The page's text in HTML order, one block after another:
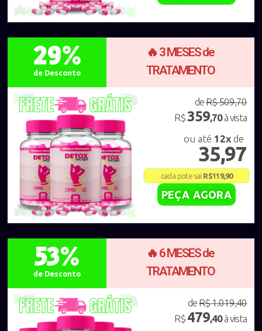
29%
de Desconto
🔥 3 MESES de
TRATAMENTO
deR$ 509,70
R$359,70à vista
ou até 12xde
35,97
cada pote sai R$119,90
PEÇA AGORA
53%
de Desconto
🔥 6 MESES de
TRATAMENTO
deR$ 1.019,40
R$ 479,40à vista